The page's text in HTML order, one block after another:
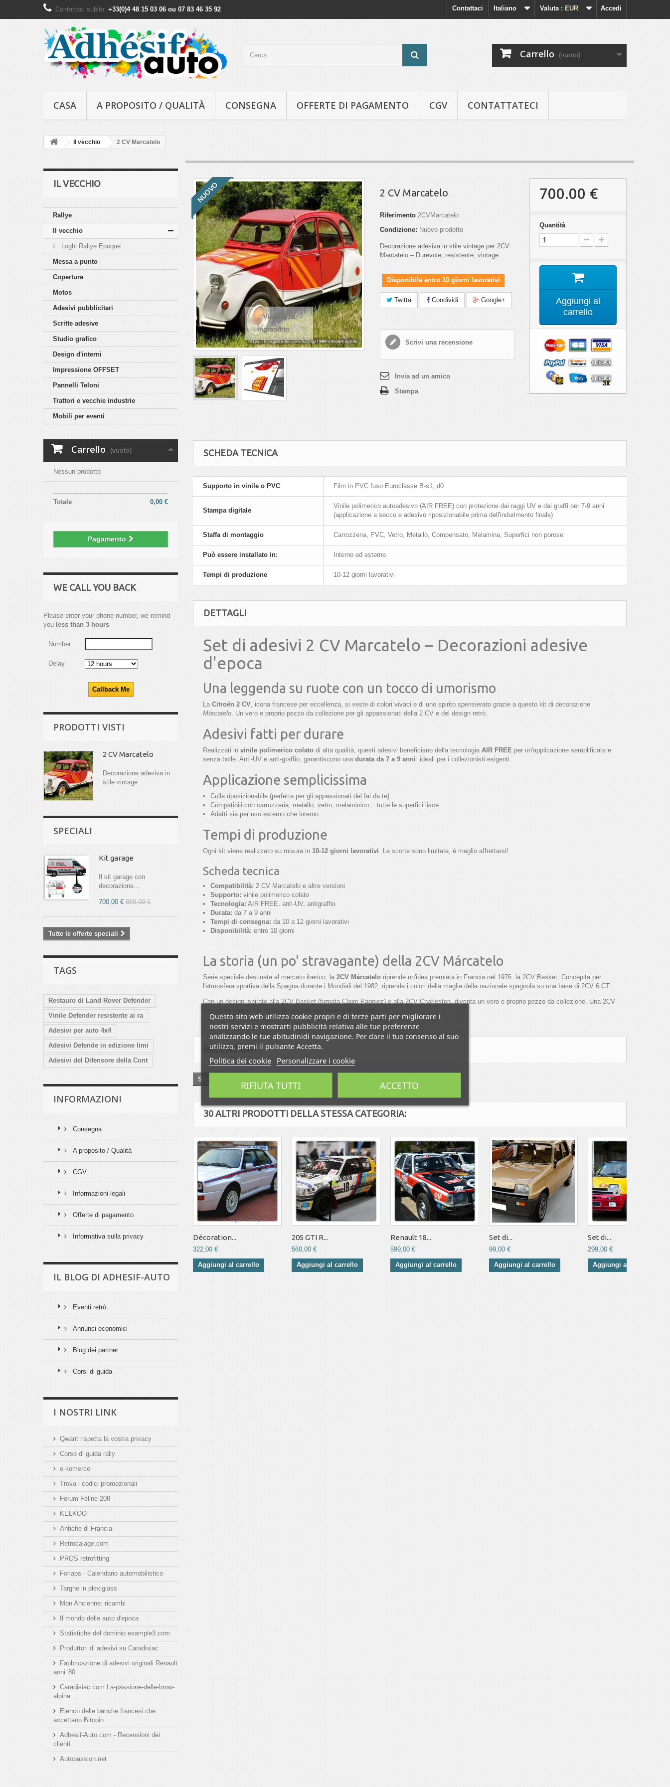
Accedi
Valuta : EUR
Italiano
Contattaci
Contattaci subito: +33(0)4 48 15 03 06 ou 07 83 46 35 92
Carrello (vuoto)
CASA A PROPOSITO / QUALITÀ CONSEGNA OFFERTE DI PAGAMENTO CGV CONTATTATECI
Il vecchio 2 CV Marcatelo
IL VECCHIO
Rallye
Il vecchio
Loghi Rallye Epoque
Messa a punto
Copertura
Motos
Adesivi pubblicitari
Scritte adesive
Studio grafico
Design d'interni
Impressione OFFSET
Pannelli Teloni
Trattori e vecchie industrie
Mobili per eventi
Carrello (vuoto)
Nessun prodotto
0,00 €
Totale
Pagamento
WE CALL YOU BACK
Please enter your phone number, we remind
you less than 3 hours
Number :
Delay :
PRODOTTI VISTI
2 CV Marcatelo
Decorazione adesiva in
stile vintage...
SPECIALI
Kit garage
Il kit garage con
decorazione...
700,00 € 889,00 €
Tutte le offerte speciali
TAGS
Restauro di Land Rover Defender
Vinile Defender resistente ai ra
Adesivi per auto 4x4
Adesivi Defende in edizione limi
Adesivi del Difensore della Cont
INFORMAZIONI
Consegna
A proposito / Qualità
CGV
Informazioni legali
Offerte di pagamento
Informativa sulla privacy
IL BLOG DI ADHESIF-AUTO
Eventi retrò
Annunci economici
Blog dei partner
Corsi di guida
I NOSTRI LINK
Qwant rispetta la vostra privacy
Corso di guida rally
e-komerco
Trova i codici promozionali
Forum Féline 208
KELKOO
Antiche di Francia
Retrocalage.com
PROS retrofitting
Forlaps - Calendario automobilistico
Targhe in plexiglass
Mon Ancienne: ricambi
Il mondo delle auto d'epoca
Statistiche del dominio example3.com
Produttori di adesivi su Caradisiac
Fabbricazione di adesivi originali Renault
anni '80
Caradisiac.com La-passione-delle-bmw-
alpina
Elenco delle banche francesi che
accettano Bitcoin
Adhesif-Auto.com - Recensioni dei
clienti
Autopassion.net
NUOVO
Visualizza
ingrandito
2 CV Marcatelo
Riferimento 2CVMarcatelo
Condizione: Nuovo prodotto
Decorazione adesiva in stile vintage per 2CV
Marcatelo – Durevole, resistente, vintage
Disponibile entro 10 giorni lavorativi
Twitta Condividi Google+
Scrivi una recensione
Invia ad un amico
Stampa
700.00 €
Quantità
Aggiungi al
carrello
SCHEDA TECNICA
Supporto in vinile o PVC Film in PVC fuso Euroclasse B-s1, d0
Stampa digitale
Vinile polimerico autoadesivo (AIR FREE) con protezione dai raggi UV e dai graffi per 7-9 anni
(applicazione a secco e adesivo riposizionabile prima dell'indurimento finale)
Staffa di montaggio Carrozzeria, PVC, Vetro, Metallo, Compensato, Melamina, Superfici non porose
Può essere installato in: Interno ed esterno
Tempi di produzione 10-12 giorni lavorativi
DETTAGLI
Set di adesivi 2 CV Marcatelo – Decorazioni adesive
d'epoca
Una leggenda su ruote con un tocco di umorismo
La Citroën 2 CV, icona francese per eccellenza, si veste di colori vivaci e di uno spirito spensierato grazie a questo kit di decorazione
Márcatelo. Un vero e proprio pezzo da collezione per gli appassionati della 2 CV e del design retrò.
Adesivi fatti per durare
Realizzati in vinile polimerico colato di alta qualità, questi adesivi beneficiano della tecnologia AIR FREE per un'applicazione semplificata e
senza bolle. Anti-UV e anti-graffio, garantiscono una durata da 7 a 9 anni: ideali per i collezionisti esigenti.
Applicazione semplicissima
Colla riposizionabile (perfetta per gli appassionati del fai da te)
Compatibili con carrozzeria, metallo, vetro, melaminico... tutte le superfici lisce
Adatti sia per uso esterno che interno
Tempi di produzione
Ogni kit viene realizzato su misura in 10-12 giorni lavorativi. Le scorte sono limitate, è meglio affrettarsi!
Scheda tecnica
Compatibilità: 2 CV Marcatelo e altre versioni
Supporto: vinile polimerico colato
Tecnologia: AIR FREE, anti-UV, antigraffio
Durata: da 7 a 9 anni
Tempi di consegna: da 10 a 12 giorni lavorativi
Disponibilità: entro 10 giorni
La storia (un po' stravagante) della 2CV Márcatelo
Serie speciale destinata al mercato iberico, la 2CV Márcatelo riprende un'idea premiata in Francia nel 1976: la 2CV Basket. Concepita per
l'atmosfera sportiva della Spagna durante i Mondiali del 1982, riprende i colori della maglia della nazionale spagnola su una base di 2CV 6 CT.
Con un design ispirato alla 2CV Basket (firmata Claire Pagniez) e alla 2CV Charleston, diventa un vero e proprio pezzo da collezione. Una 2CV
RECENSIONI
Sii il primo a scrivere una recensione!
30 ALTRI PRODOTTI DELLA STESSA CATEGORIA:
Décoration...
322,00 €
Aggiungi al carrello
205 GTI R...
560,00 €
Aggiungi al carrello
Renault 18...
599,00 €
Aggiungi al carrello
Set di...
99,00 €
Aggiungi al carrello
Set di...
299,00 €
Aggiungi al carrello
Questo sito web utilizza cookie propri e di terze parti per migliorare i
nostri servizi e mostrarti pubblicità relativa alle tue preferenze
analizzando le tue abitudinidi navigazione. Per dare il tuo consenso al suo
utilizzo, premi il pulsante Accetta.
Politica dei cookie Personalizzare i cookie
RIFIUTA TUTTI ACCETTO